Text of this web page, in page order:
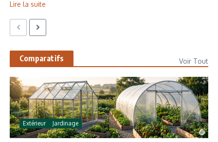
Lire la suite
Comparatifs Voir Tout
Extérieur Jardinage